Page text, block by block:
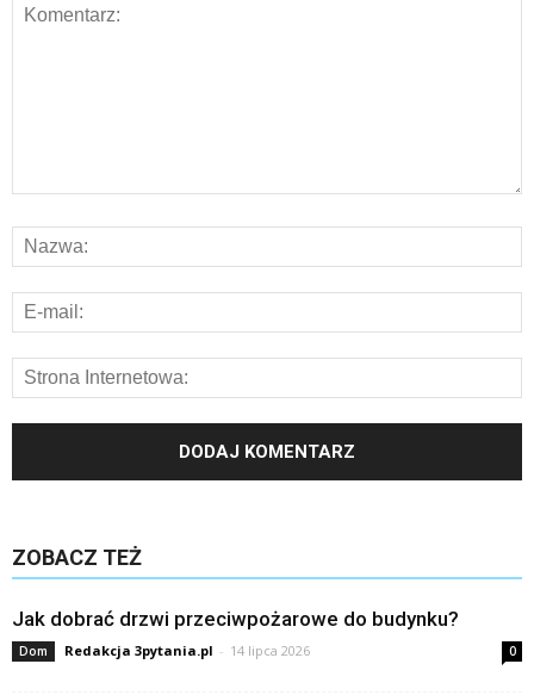
ZOBACZ TEŻ
Jak dobrać drzwi przeciwpożarowe do budynku?
Dom Redakcja 3pytania.pl - 14 lipca 2026 0